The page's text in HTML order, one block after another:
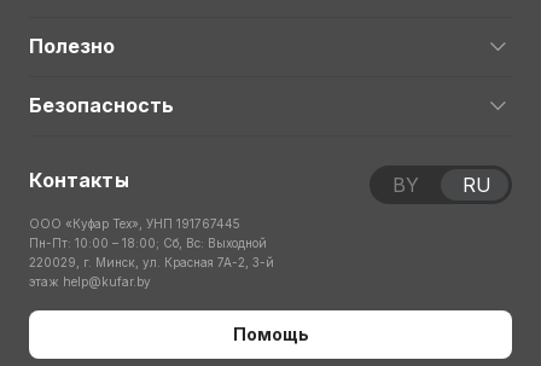
Полезно
Безопасность
Контакты
ООО «Куфар Тех», УНП 191767445
Пн-Пт: 10:00 – 18:00; Сб, Вс: Выходной
220029, г. Минск, ул. Красная 7А-2, 3-й
этаж help@kufar.by
Помощь
BY RU